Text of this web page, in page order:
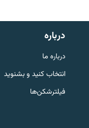
درباره
درباره ما
انتخاب کنید و بشنوید
فیلترشکن‌ها